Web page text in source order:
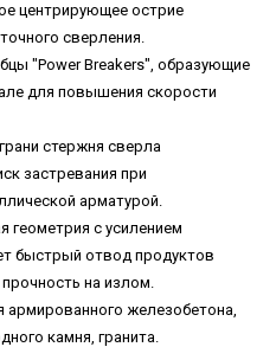
центрирующее острие
сверления.
"Power Breakers", образующие
для повышения скорости
стержня сверла
застревания при
арматурой.
геометрия с усилением
быстрый отвод продуктов
на излом.
армированного железобетона,
камня, гранита.